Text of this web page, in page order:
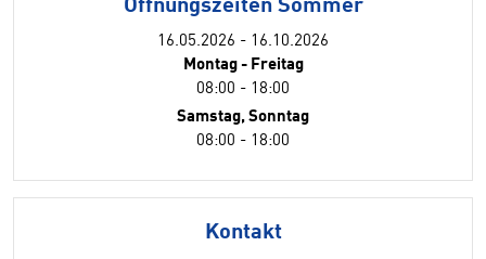
Öffnungszeiten Sommer
16.05.2026 - 16.10.2026
Montag - Freitag
08:00 - 18:00
Samstag, Sonntag
08:00 - 18:00
Kontakt